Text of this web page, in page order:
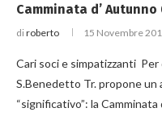
Camminata d’
di roberto 15 Novembre
Cari soci e simpatizzanti
S.Benedetto Tr. propone un
“significativo”: la